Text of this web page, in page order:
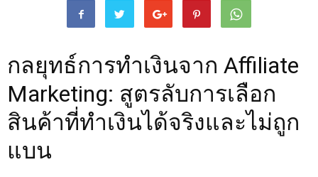
กลยุทธ์การทำเงินจาก Affiliate
Marketing: สูตรลับการเลือก
สินค้าที่ทำเงินได้จริงและไม่ถูก
แบน